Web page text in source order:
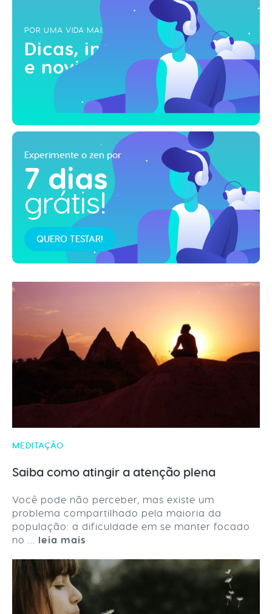
POR UMA VIDA MAIS ZEN
Dicas, inspirações
e novidades!
Experimente o zen por
7 dias
grátis!
QUERO TESTAR!
MEDITAÇÃO
Saiba como atingir a atenção plena
Você pode não perceber, mas existe um
problema compartilhado pela maioria da
população: a dificuldade em se manter focado
no ... leia mais